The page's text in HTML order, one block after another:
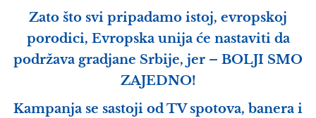
Zato što svi pripadamo istoj, evropskoj
porodici, Evropska unija će nastaviti da
podržava gradjane Srbije, jer – BOLJI SMO
ZAJEDNO!
Kampanja se sastoji od TV spotova, banera i